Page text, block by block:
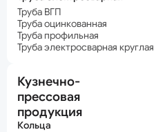
Труба ВГП
Труба оцинкованная
Труба профильная
Труба электросварная круглая
Кузнечно-
прессовая
продукция
Кольца